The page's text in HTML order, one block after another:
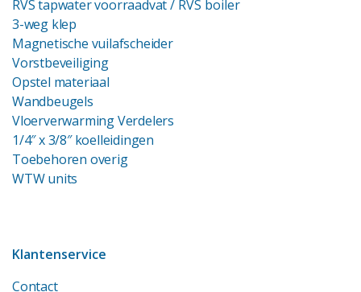
RVS tapwater voorraadvat/ RVS boiler
3-weg klep
Magnetische vuilafscheider
Vorstbeveiliging
Opstel materiaal
Wandbeugels
Vloerverwarming Verdelers
1/4″ x 3/8″ koelleidingen
Toebehoren overig
WTW units
Klantenservice
Contact